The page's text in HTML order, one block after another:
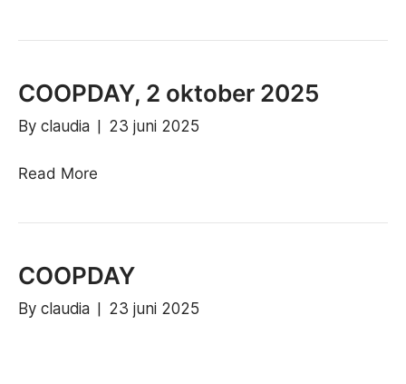
COOPDAY, 2 oktober 2025
By claudia 23 juni 2025
Read More
COOPDAY
By claudia 23 juni 2025